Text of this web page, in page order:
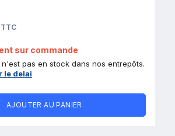
TTC
sur commande
pas en stock dans nos entrepôts.
le delai
AJOUTER AU PANIER